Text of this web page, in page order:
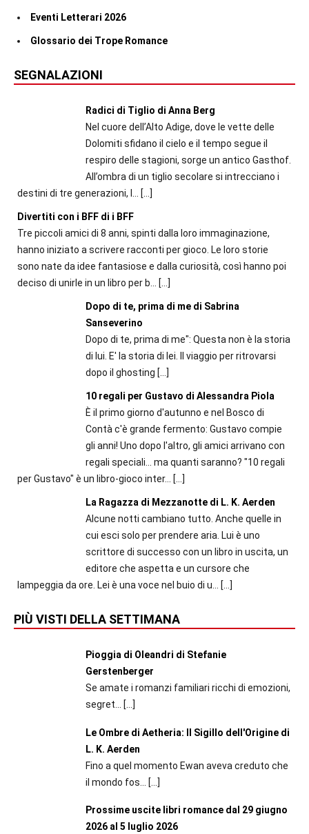
Eventi Letterari 2026
Glossario dei Trope Romance
SEGNALAZIONI
Radici di Tiglio di Anna Berg
Nel cuore dell’Alto Adige, dove le vette delle
Dolomiti sfidano il cielo e il tempo segue il
respiro delle stagioni, sorge un antico Gasthof.
All’ombra di un tiglio secolare si intrecciano i
destini di tre generazioni, l...
[…]
Divertiti con i BFF di i BFF
Tre piccoli amici di 8 anni, spinti dalla loro immaginazione,
hanno iniziato a scrivere racconti per gioco. Le loro storie
sono nate da idee fantasiose e dalla curiosità, così hanno poi
deciso di unirle in un libro per b...
[…]
Dopo di te, prima di me di Sabrina
Sanseverino
Dopo di te, prima di me": Questa non è la storia
di lui. E' la storia di lei. Il viaggio per ritrovarsi
dopo il ghosting […]
10 regali per Gustavo di Alessandra Piola
È il primo giorno d'autunno e nel Bosco di
Contà c'è grande fermento: Gustavo compie
gli anni! Uno dopo l'altro, gli amici arrivano con
regali speciali... ma quanti saranno? "10 regali
per Gustavo" è un libro-gioco inter...
[…]
La Ragazza di Mezzanotte di L. K. Aerden
Alcune notti cambiano tutto. Anche quelle in
cui esci solo per prendere aria. Lui è uno
scrittore di successo con un libro in uscita, un
editore che aspetta e un cursore che
lampeggia da ore. Lei è una voce nel buio di u...
[…]
PIÙ VISTI DELLA SETTIMANA
Pioggia di Oleandri di Stefanie
Gerstenberger
Se amate i romanzi familiari ricchi di emozioni,
segret...
[…]
Le Ombre di Aetheria: Il Sigillo dell'Origine di
L. K. Aerden
Fino a quel momento Ewan aveva creduto che
il mondo fos...
[…]
Prossime uscite libri romance dal 29 giugno
2026 al 5 luglio 2026